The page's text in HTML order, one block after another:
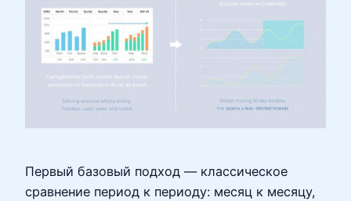
Первый базовый подход — классическое
сравнение период к периоду: месяц к месяцу,